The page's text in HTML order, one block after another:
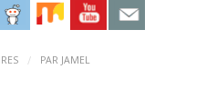
/ PAR JAMEL